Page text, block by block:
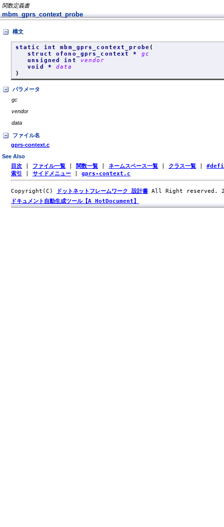
関数定義書
mbm_gprs_context_probe
構文
static int mbm_gprs_context_probe (
struct ofono_gprs_context * gc
unsigned int vendor
void *data
)
パラメータ
gc
vendor
data
ファイル名
gprs-context.c
See Also
目次 ファイル一覧 関数一覧 ネームスペース一覧 クラス一覧
索引
サイドメニュー gprs-context.c
Copyright(C) ドットネットフレームワーク 設計書 All Right reserved.
ドキュメント自動生成ツール【A HotDocument】